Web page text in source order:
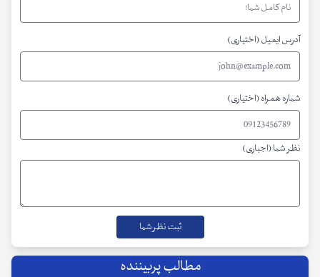
آدرس ایمیل (اختیاری)
شماره همراه (اختیاری)
نظر شما (اجباری)
مطالب پربیننده